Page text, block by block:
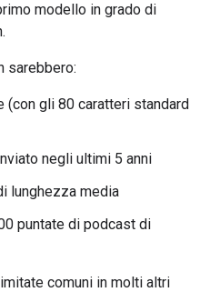
modello in grado di
sarebbero:
(con gli 80 caratteri standard
negli ultimi 5 anni
lunghezza media
puntate di podcast di
comuni in molti altri